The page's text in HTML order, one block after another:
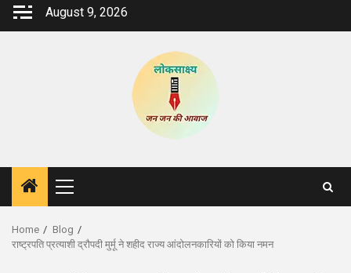
Skip
August 9, 2026
Primary
Menu
Home
Blog
राष्ट्रपति प्रत्याशी द्रौपदी मुर्मू ने शहीद राज्य आंदोलनकारियों को किया नमन